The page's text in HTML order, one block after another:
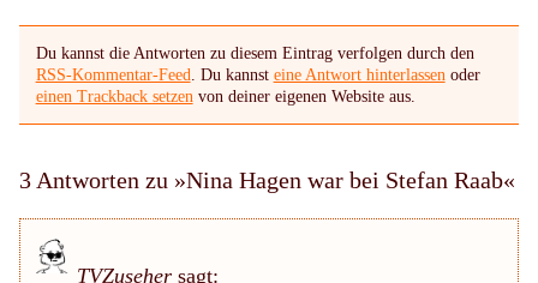
Du kannst die Antworten zu diesem Eintrag verfolgen durch den
RSS-Kommentar-Feed . Du kannst eine Antwort hinterlassen oder
einen Trackback setzen von deiner eigenen Website aus.
3 Antworten zu »Nina Hagen war bei Stefan Raab«
TVZuseher sagt: